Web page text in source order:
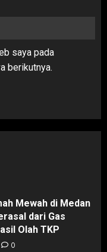
saya pada
berikutnya.
Mewah di Medan
dari Gas
Olah TKP
0